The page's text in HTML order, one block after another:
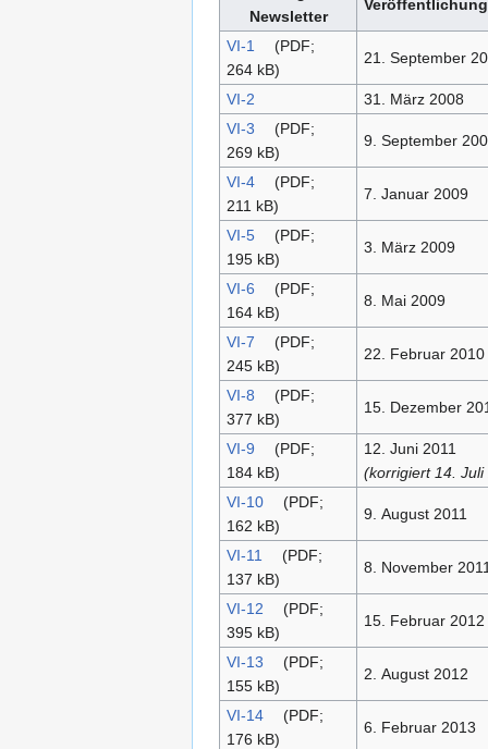
Newsletter
VI-1
(PDF;
264 kB)
21. September
VI-2
31. März 2008
VI-3
(PDF;
269 kB)
9. September
VI-4
(PDF;
211 kB)
7. Januar 2009
VI-5
(PDF;
195 kB)
3. März 2009
VI-6
(PDF;
164 kB)
8. Mai 2009
VI-7
(PDF;
245 kB)
22. Februar 2010
VI-8
(PDF;
377 kB)
15. Dezember
VI-9
(PDF;
184 kB)
12. Juni 2011
(korrigiert 14. Juli
VI-10
(PDF;
162 kB)
9. August 2011
VI-11
(PDF;
137 kB)
8. November
VI-12
(PDF;
395 kB)
15. Februar 2012
VI-13
(PDF;
155 kB)
2. August 2012
VI-14
(PDF;
176 kB)
6. Februar 2013